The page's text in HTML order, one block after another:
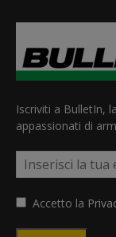
Iscriviti a BulletIn,
appassionati di
Accetto la